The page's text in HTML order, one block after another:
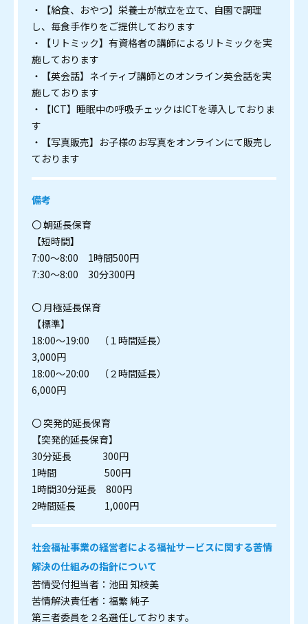
・【給食、おやつ】栄養士が献立を立て、自園で調理
し、毎食手作りをご提供しております
・【リトミック】有資格者の講師によるリトミックを実
施しております
・【英会話】ネイティブ講師とのオンライン英会話を実
施しております
・【ICT】睡眠中の呼吸チェックはICTを導入しておりま
す
・【写真販売】お子様のお写真をオンラインにて販売し
ております
備考
〇 朝延長保育
【短時間】
7:00～8:00 1時間500円
7:30～8:00 30分300円
〇 月極延長保育
【標準】
18:00～19:00 （１時間延長）
3,000円
18:00～20:00 （２時間延長）
6,000円
〇 突発的延長保育
【突発的延長保育】
30分延長 300円
1時間 500円
1時間30分延長 800円
2時間延長 1,000円
社会福祉事業の経営者による福祉サービスに関する苦情
解決の仕組みの指針について
苦情受付担当者：池田 知枝美
苦情解決責任者：福繁 純子
第三者委員を２名選任しております。